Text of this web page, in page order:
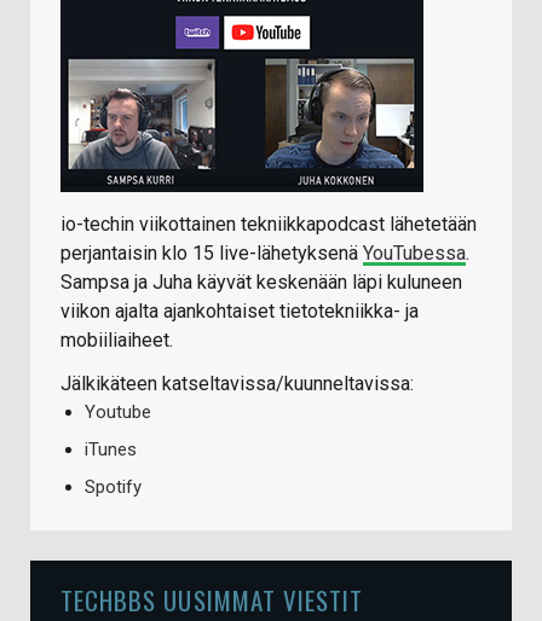
io-techin viikottainen tekniikkapodcast lähetetään
perjantaisin klo 15 live-lähetyksenä YouTubessa.
Sampsa ja Juha käyvät keskenään läpi kuluneen
viikon ajalta ajankohtaiset tietotekniikka- ja
mobiiliaiheet.
Jälkikäteen katseltavissa/kuunneltavissa:
Youtube
iTunes
Spotify
TECHBBS UUSIMMAT VIESTIT